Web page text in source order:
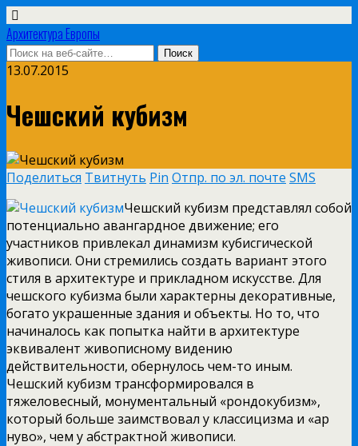
Архитектура Европы
13.07.2015
Чешский кубизм
Поделиться Твитнуть Pin Отпр. по эл. почте SMS
Чешский кубизм представлял собой
потенциально авангардное движение; его
участников привлекал динамизм кубисгической
живописи. Они стремились создать вариант этого
стиля в архитектуре и прикладном искусстве. Для
чешского кубизма были характерны декоративные,
богато украшенные здания и объекты. Но то, что
начиналось как попытка найти в архитектуре
эквивалент живописному видению
действительности, обернулось чем-то иным.
Чешский кубизм трансформировался в
тяжеловесный, монументальный «рондокубизм»,
который больше заимствовал у классицизма и «ар
нуво», чем у абстрактной живописи.